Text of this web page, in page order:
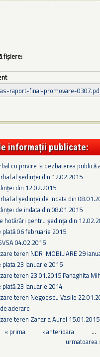
fișiere:
raport-final-promovare-
informații publicate:
cu privire la dezbaterea publică
al ședinței din 12.02.2015
din 12.02.2015
al ședinței de indata din
de indata din 08.01.2015
hotărâri pentru ședința din
plată 06 februarie 2015
04.02.2015
teren NDR IMOBILIARE 29
plata 23 ianuarie 2015
teren 23.01.2015 Panaghita
plată 23 ianuarie 2014
teren Negoescu Vasile
aderare
teren Zaharia Aurel 15.01.2015
« prima ‹ anterioara
…
urmatoarea